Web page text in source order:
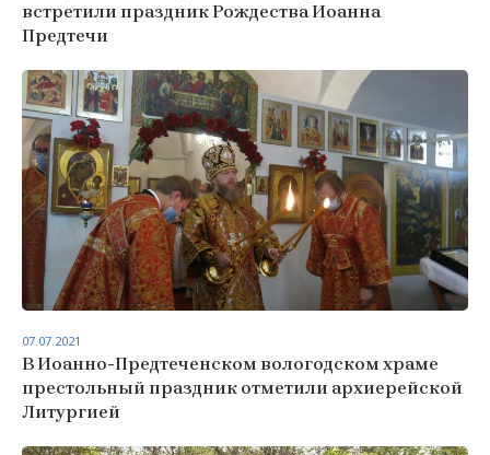
встретили праздник Рождества Иоанна
Предтечи
В Иоанно-Предтеченском вологодском храме
престольный праздник отметили архиерейской
Литургией
07.07.2021